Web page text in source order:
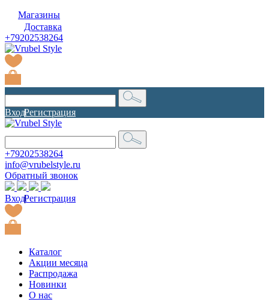
Магазины
Доставка
+79202538264
Вход|
Регистрация
+79202538264
info@vrubelstyle.ru
Обратный звонок
Вход|
Регистрация
Каталог
Акции месяца
Распродажа
Новинки
О нас